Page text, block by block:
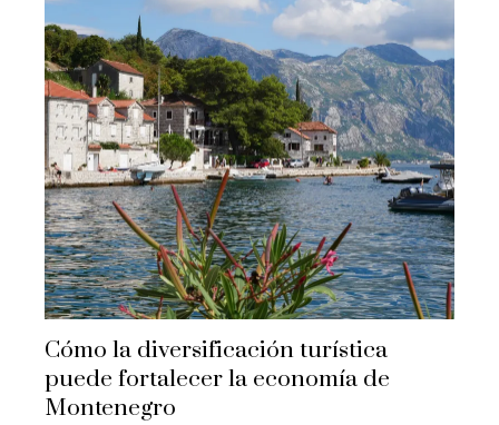
Cómo la diversificación turística
puede fortalecer la economía de
Montenegro